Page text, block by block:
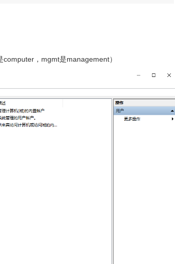
，mgmt是management）